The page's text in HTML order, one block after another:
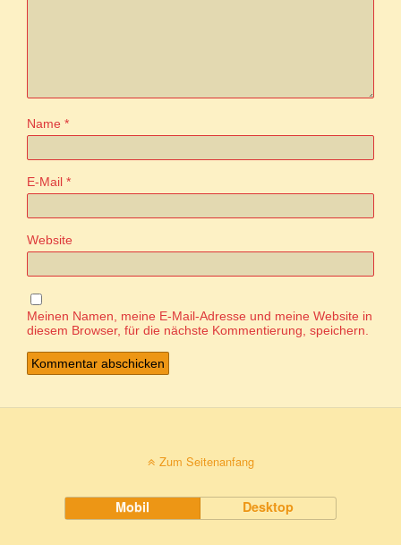
Name *
E-Mail *
Website
Meinen Namen, meine E-Mail-Adresse und meine Website in
diesem Browser, für die nächste Kommentierung, speichern.
Zum Seitenanfang
Mobil Desktop